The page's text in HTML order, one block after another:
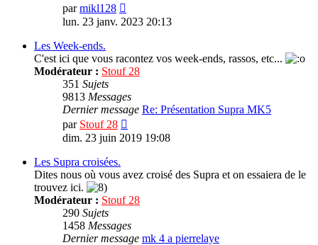
parmikl128
le
lun. 23 janv. 2023 20:13
Les Week-ends.
C'est ici que vous racontez vos week-ends, rassos, etc...
Modérateur : Stouf 28
351 Sujets
9813 Messages
Dernier message Re: Présentation Supra MK5
par Stouf 28
le
dim. 23 juin 2019 19:08
Les Supra croisées.
Dites nous où vous avez croisé des Supra et on essaiera de le
trouvez ici.
Modérateur : Stouf 28
290 Sujets
1458 Messages
Dernier message mk 4 a pierrelaye